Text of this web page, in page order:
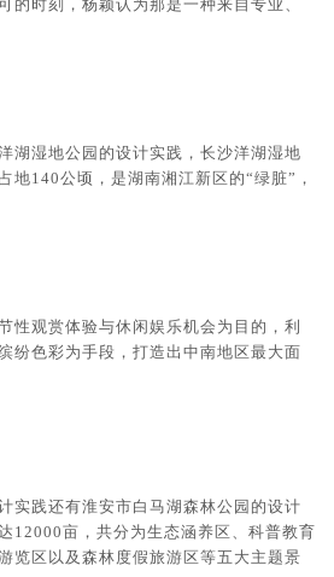
的时刻，杨颖认为那是一种来自专业、
湖湿地公园的设计实践，长沙洋湖湿地
地140公顷，是湖南湘江新区的“绿脏”，
性观赏体验与休闲娱乐机会为目的，利
纷色彩为手段，打造出中南地区最大面
实践还有淮安市白马湖森林公园的设计
12000亩，共分为生态涵养区、科普教育
览区以及森林度假旅游区等五大主题景